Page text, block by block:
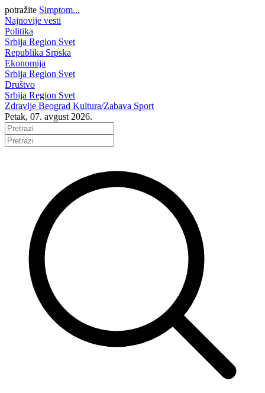
potražite Simptom...
Najnovije vesti
Politika
Srbija Region Svet
Republika Srpska
Ekonomija
Srbija Region Svet
Društvo
Srbija Region Svet
Zdravlje Beograd Kultura/Zabava Sport
Petak, 07. avgust 2026.